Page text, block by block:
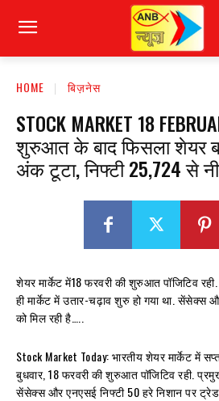
HOME बिज़नेस
STOCK MARKET 18
शुरुआत के बाद फिसला शेयर
अंक टूटा, निफ्टी 25,724 से
शेयर मार्केट में18 फरवरी की शुरुआत पॉजिटिव
ही मार्केट में उतार-चढ़ाव शुरु हो गया था. सेंसेक्स
को मिल रही है…..
Stock Market Today: भारतीय शेयर मार्केट में
बुधवार, 18 फरवरी की शुरुआत पॉजिटिव रही.
सेंसेक्स और एनएसई निफ्टी 50 हरे निशान पर